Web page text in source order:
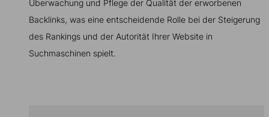
Überwachung und Pflege der Qualität der erworbenen
Backlinks, was eine entscheidende Rolle bei der Steigerung
des Rankings und der Autorität Ihrer Website in
Suchmaschinen spielt.